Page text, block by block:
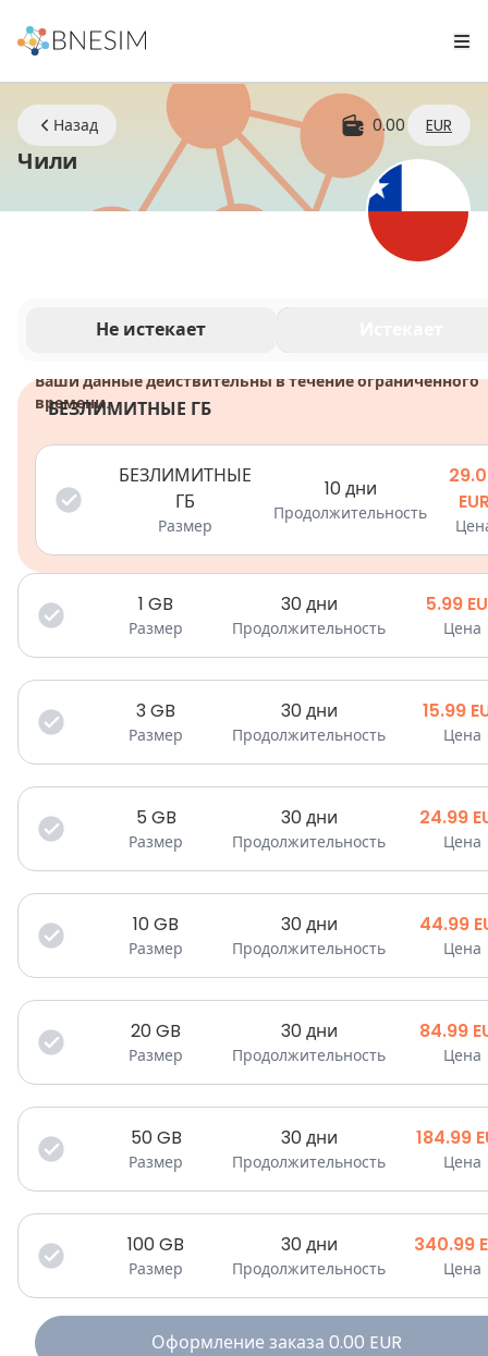
Назад 0.00 EUR
Чили eSIM | Оставайтесь на связи где
Не истекает
Ваши данные действительны в течение ограниченного
времени.
БЕЗЛИМИТНЫЕ ГБ
БЕЗЛИМИТНЫЕ
ГБ
Размер
10 дни
Продолжительность
1 GB
Размер
30 дни
Продолжительность
5.99
Цена
3GB
Размер
30 дни
Продолжительность
15.99
Цена
5 GB
Размер
30 дни
Продолжительность
24.99
Цена
10GB
Размер
30 дни
Продолжительность
44.99
Цена
20GB
Размер
30 дни
Продолжительность
84.99
Цена
50GB
Размер
30 дни
Продолжительность
184.99
Цена
100GB
Размер
30 дни
Продолжительность
340.99
Цена
Оформление заказа 0.00 EUR